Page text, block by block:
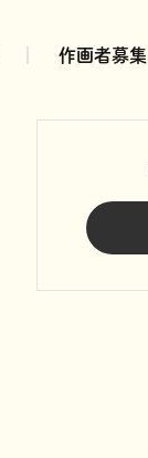
作画者募集